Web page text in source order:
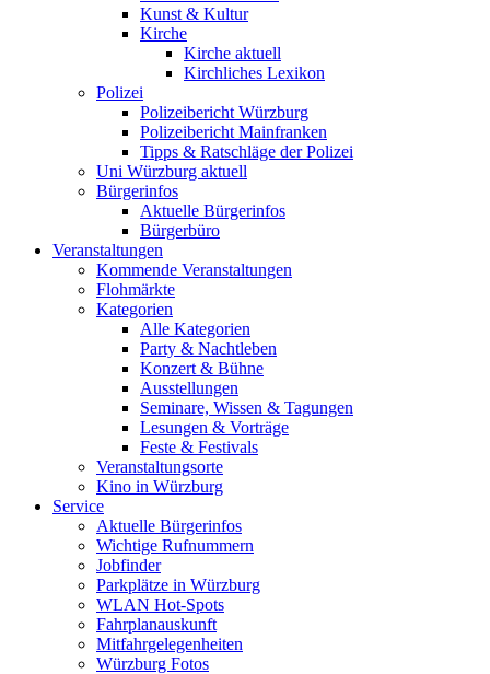
Kunst & Kultur
Kirche
Kirche aktuell
Kirchliches Lexikon
Polizei
Polizeibericht Würzburg
Polizeibericht Mainfranken
Tipps & Ratschläge der Polizei
Uni Würzburg aktuell
Bürgerinfos
Aktuelle Bürgerinfos
Bürgerbüro
Veranstaltungen
Kommende Veranstaltungen
Flohmärkte
Kategorien
Alle Kategorien
Party & Nachtleben
Konzert & Bühne
Ausstellungen
Seminare, Wissen & Tagungen
Lesungen & Vorträge
Feste & Festivals
Veranstaltungsorte
Kino in Würzburg
Service
Aktuelle Bürgerinfos
Wichtige Rufnummern
Jobfinder
Parkplätze in Würzburg
WLAN Hot-Spots
Fahrplanauskunft
Mitfahrgelegenheiten
Würzburg Fotos